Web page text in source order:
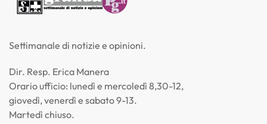
Settimanale di notizie e opinioni.
Dir. Resp. Erica Manera
Orario ufficio: lunedì e mercoledì 8,30-12,
giovedì, venerdì e sabato 9-13.
Martedì chiuso.